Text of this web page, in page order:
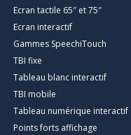
Ecran tactile 65″ et 75″
Ecran interactif
Gammes SpeechiTouch
TBI fixe
Tableau blanc interactif
TBI mobile
Tableau numérique interactif
Points forts affichage